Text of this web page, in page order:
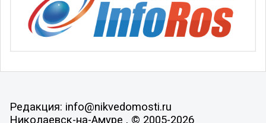
Редакция: info@nikvedomosti.ru
Николаевск-на-Амуре , © 2005-2026